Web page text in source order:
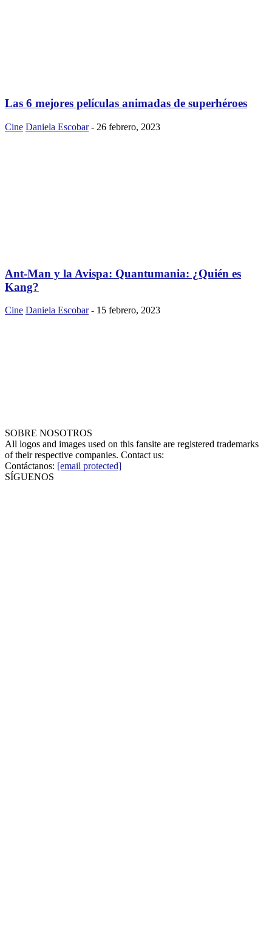
Las 6 mejores películas animadas de superhéroes
Cine Daniela Escobar - 26 febrero, 2023
Ant-Man y la Avispa: Quantumania: ¿Quién es
Kang?
Cine Daniela Escobar - 15 febrero, 2023
SOBRE NOSOTROS
All logos and images used on this fansite are registered trademarks
of their respective companies. Contact us:
Contáctanos: [email protected]
SÍGUENOS